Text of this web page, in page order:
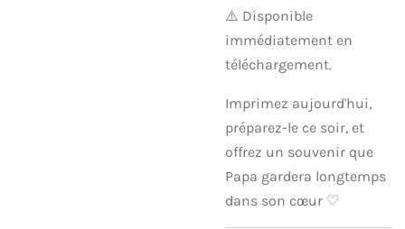
⚠️ Disponible
immédiatement en
téléchargement.
Imprimez aujourd'hui,
préparez-le ce soir, et
offrez un souvenir que
Papa gardera longtemps
dans son cœur ♡